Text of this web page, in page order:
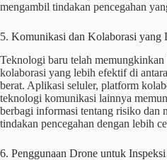
mengambil tindakan pencegahan
5. Komunikasi dan Kolaborasi yang
Teknologi baru telah
kolaborasi yang lebih efektif di
berat. Aplikasi seluler, platform
teknologi komunikasi lainnya
berbagi informasi tentang risiko dan
tindakan pencegahan dengan lebih
6. Penggunaan Drone untuk Inspeksi